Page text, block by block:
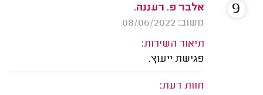
אלבר פ. רעננה.
משוב: 08/06/2022
תיאור השירות:
פגישת ייעוץ.
חוות דעת:
9